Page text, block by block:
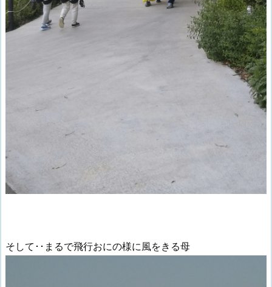
そして･･まるで飛行おにの様に風をきる母